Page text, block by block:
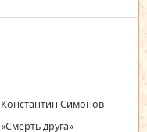
Константин Симонов
«Смерть друга»